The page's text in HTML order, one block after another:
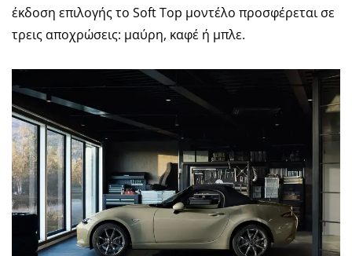
έκδοση επιλογής το Soft Top μοντέλο προσφέρεται σε
τρεις αποχρώσεις: μαύρη, καφέ ή μπλε.